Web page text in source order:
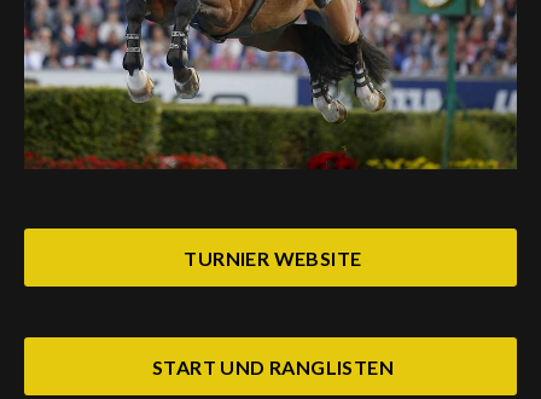
TURNIER WEBSITE
START UND RANGLISTEN